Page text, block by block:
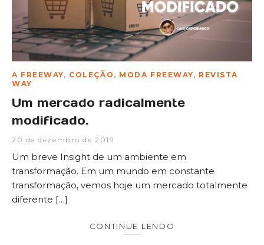
A FREEWAY, COLEÇÃO , MODA FREEWAY, REVISTA
WAY
Um mercado radicalmente
modificado.
20 de dezembro de 2019
Um breve Insight de um ambiente em
transformação. Em um mundo em constante
transformação, vemos hoje um mercado totalmente
diferente […]
CONTINUE LENDO